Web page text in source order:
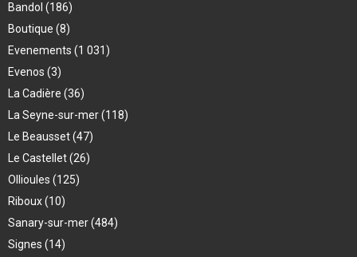
Bandol (186)
Boutique (8)
Evenements (1 031)
Evenos (3)
La Cadière (36)
La Seyne-sur-mer(118)
Le Beausset(47)
Le Castellet(26)
Ollioules (125)
Riboux(10)
Sanary-sur-mer(484)
Signes (14)